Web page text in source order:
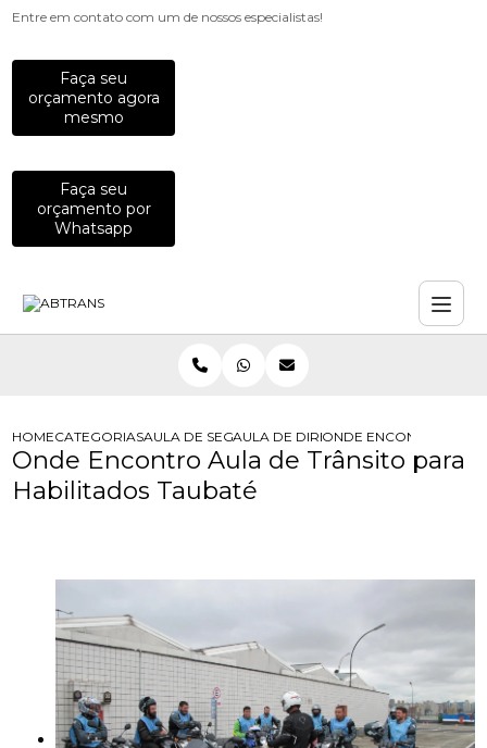
Entre em contato com um de nossos especialistas!
Faça seu
orçamento agora
mesmo
Faça seu
orçamento por
Whatsapp
HOMECATEGORIASAULA DE SEGURANCA NO TRANSITO
AULA DE DIRECAO PARA MOTOS
ONDE ENCONTRO
Onde Encontro Aula de Trânsito para
Habilitados Taubaté